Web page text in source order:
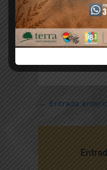
recreativas,
un entorno
← Entrada